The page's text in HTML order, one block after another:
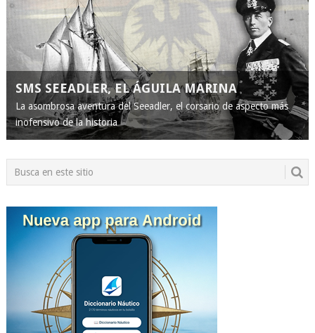
SMS SEEADLER, EL ÁGUILA MARINA
La asombrosa aventura del Seeadler, el corsario de aspecto más
inofensivo de la historia